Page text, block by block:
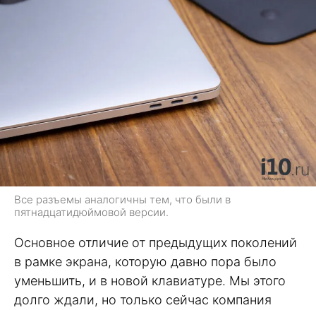
Все разъемы аналогичны тем, что были в
пятнадцатидюймовой версии.
Основное отличие от предыдущих поколений
в рамке экрана, которую давно пора было
уменьшить, и в новой клавиатуре. Мы этого
долго ждали, но только сейчас компания